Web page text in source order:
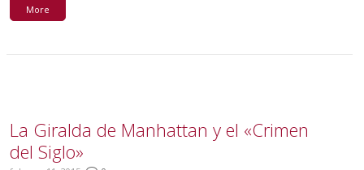
More
La Giralda de Manhattan y el «Crimen
del Siglo»